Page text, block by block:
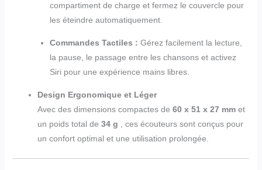
compartiment de charge et fermez le couvercle pour
les éteindre automatiquement.
Commandes Tactiles : Gérez facilement la lecture,
la pause, le passage entre les chansons et activez
Siri pour une expérience mains libres.
Design Ergonomique et Léger
Avec des dimensions compactes de 60 x 51 x 27 mmet
un poids total de 34 g , ces écouteurs sont conçus pour
un confort optimal et une utilisation prolongée.